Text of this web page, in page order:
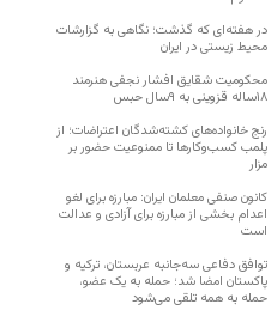
در هفته‌ای که گذشت؛ نگاهی به گزارشات
محیط زیستی در ایران
محکومیت شقایق افشار نجفی هنرمند
۱۸ساله قزوینی به ۹سال حبس
رنج خانواده‌های کشته‌شدگان اعتراضات؛ از
پلمب کسب‌وکارها تا ممنوعیت حضور بر
مزار
کانون صنفی معلمان ایران: مبارزه برای لغو
اعدام بخشی از مبارزه برای آزادی و عدالت
است
توافق دفاعی سه‌جانبه عربستان، ترکیه و
پاکستان امضا شد؛ حمله به یک عضو،
حمله به همه تلقی می‌شود